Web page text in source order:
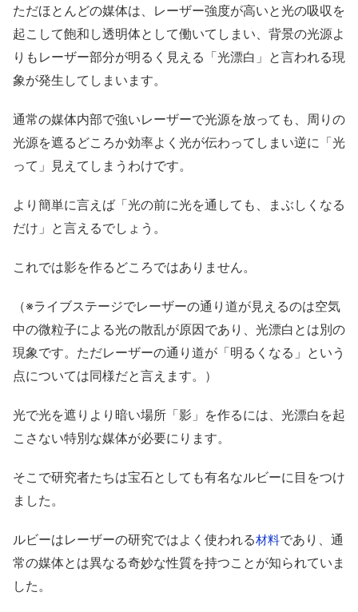
ただほとんどの媒体は、レーザー強度が高いと光の吸収を
起こして飽和し透明体として働いてしまい、背景の光源よ
りもレーザー部分が明るく見える「光漂白」と言われる現
象が発生してしまいます。
通常の媒体内部で強いレーザーで光源を放っても、周りの
光源を遮るどころか効率よく光が伝わってしまい逆に「光
って」見えてしまうわけです。
より簡単に言えば「光の前に光を通しても、まぶしくなる
だけ」と言えるでしょう。
これでは影を作るどころではありません。
（※ライブステージでレーザーの通り道が見えるのは空気
中の微粒子による光の散乱が原因であり、光漂白とは別の
現象です。ただレーザーの通り道が「明るくなる」という
点については同様だと言えます。）
光で光を遮りより暗い場所「影」を作るには、光漂白を起
こさない特別な媒体が必要にります。
そこで研究者たちは宝石としても有名なルビーに目をつけ
ました。
ルビーはレーザーの研究ではよく使われる材料であり、通
常の媒体とは異なる奇妙な性質を持つことが知られていま
した。